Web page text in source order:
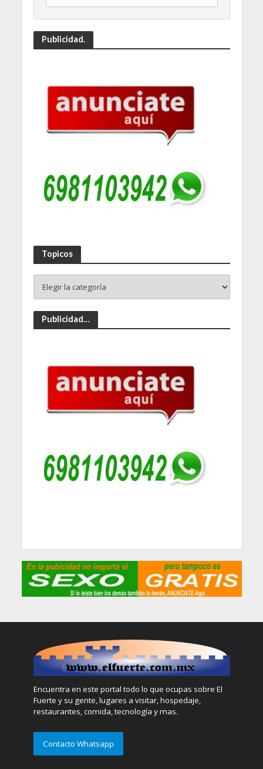
Publicidad.
Topicos
Publicidad…
Encuentra en este portal todo lo que ocupas sobre El
Fuerte y su gente, lugares a visitar, hospedaje,
restaurantes, comida, tecnología y mas.
Contacto Whatsapp